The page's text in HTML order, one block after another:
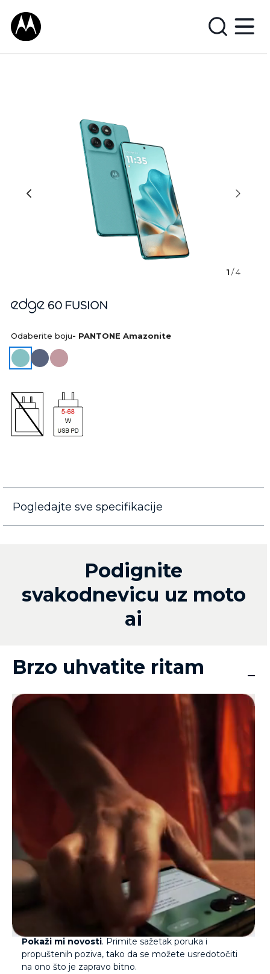
1 / 4
Odaberite boju- PANTONE Amazonite
Pogledajte sve specifikacije
Podignite
svakodnevicu uz moto
ai
Brzo uhvatite ritam
Pojednostavite digitalni način života uz značajku
Pokaži mi novosti. Primite sažetak poruka i
propuštenih poziva, tako da se možete usredotočiti
na ono što je zapravo bitno.